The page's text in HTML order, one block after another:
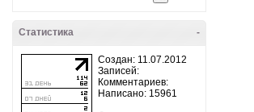
-
Статистика
Создан: 11.07.2012
Записей:
Комментариев:
Написано: 15961